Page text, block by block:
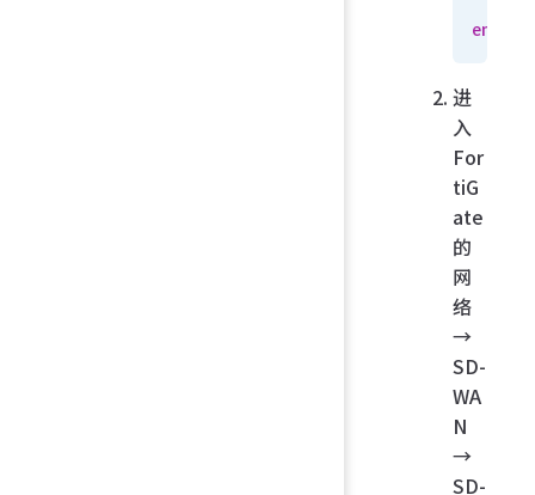
end
进
入
For
tiG
ate
的
网
络
→
SD-
WA
N
→
SD-